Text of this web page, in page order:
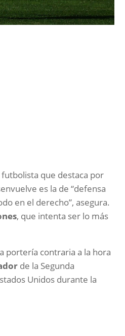
que destaca por
es la de “defensa
en el derecho”, asegura.
, que intenta ser lo más
portería contraria a la hora
de la Segunda
Unidos durante la